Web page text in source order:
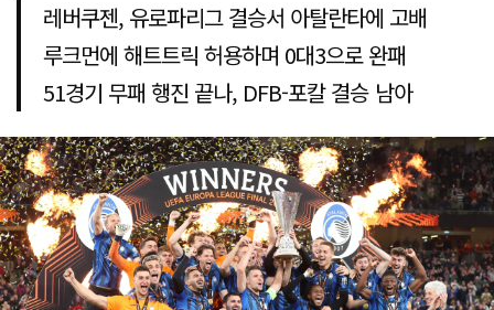
레버쿠젠, 유로파리그 결승서 아탈란타에 고배
루크먼에 해트트릭 허용하며 0대3으로 완패
51경기 무패 행진 끝나, DFB-포칼 결승 남아